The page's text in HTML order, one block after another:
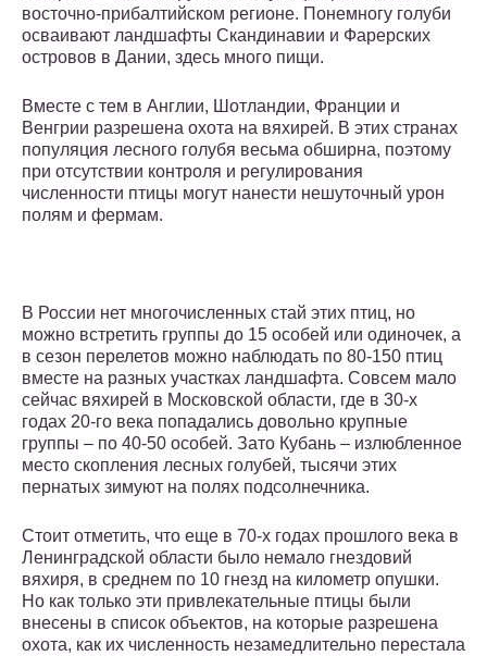
восточно-прибалтийском регионе. Понемногу голуби
осваивают ландшафты Скандинавии и Фарерских
островов в Дании, здесь много пищи.
Вместе с тем в Англии, Шотландии, Франции и
Венгрии разрешена охота на вяхирей. В этих странах
популяция лесного голубя весьма обширна, поэтому
при отсутствии контроля и регулирования
численности птицы могут нанести нешуточный урон
полям и фермам.
В России нет многочисленных стай этих птиц, но
можно встретить группы до 15 особей или одиночек, а
в сезон перелетов можно наблюдать по 80-150 птиц
вместе на разных участках ландшафта. Совсем мало
сейчас вяхирей в Московской области, где в 30-х
годах 20-го века попадались довольно крупные
группы – по 40-50 особей. Зато Кубань – излюбленное
место скопления лесных голубей, тысячи этих
пернатых зимуют на полях подсолнечника.
Стоит отметить, что еще в 70-х годах прошлого века в
Ленинградской области было немало гнездовий
вяхиря, в среднем по 10 гнезд на километр опушки.
Но как только эти привлекательные птицы были
внесены в список объектов, на которые разрешена
охота, как их численность незамедлительно перестала